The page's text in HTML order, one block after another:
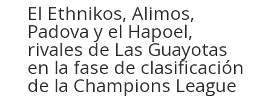
El Ethnikos, Alimos,
Padova y el Hapoel,
rivales de Las Guayotas
en la fase de clasificación
de la Champions League